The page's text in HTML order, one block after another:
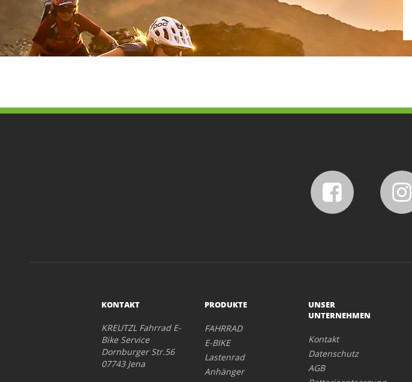
KONTAKT
KREUTZL Fahrrad E-
Bike Service
Dornburger Str.56
07743 Jena
PRODUKTE
FAHRRAD
E-BIKE
Lastenrad
Anhänger
UNSER
UNTERNEHMEN
Kontakt
Datenschutz
AGB